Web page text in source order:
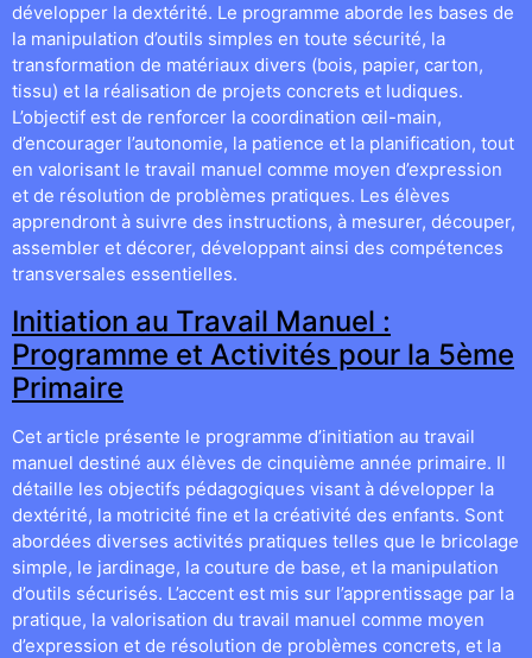
développer la dextérité. Le programme aborde les bases de
la manipulation d’outils simples en toute sécurité, la
transformation de matériaux divers (bois, papier, carton,
tissu) et la réalisation de projets concrets et ludiques.
L’objectif est de renforcer la coordination œil-main,
d’encourager l’autonomie, la patience et la planification, tout
en valorisant le travail manuel comme moyen d’expression
et de résolution de problèmes pratiques. Les élèves
apprendront à suivre des instructions, à mesurer, découper,
assembler et décorer, développant ainsi des compétences
transversales essentielles.
Initiation au Travail Manuel :
Programme et Activités pour la 5ème
Primaire
Cet article présente le programme d’initiation au travail
manuel destiné aux élèves de cinquième année primaire. Il
détaille les objectifs pédagogiques visant à développer la
dextérité, la motricité fine et la créativité des enfants. Sont
abordées diverses activités pratiques telles que le bricolage
simple, le jardinage, la couture de base, et la manipulation
d’outils sécurisés. L’accent est mis sur l’apprentissage par la
pratique, la valorisation du travail manuel comme moyen
d’expression et de résolution de problèmes concrets, et la